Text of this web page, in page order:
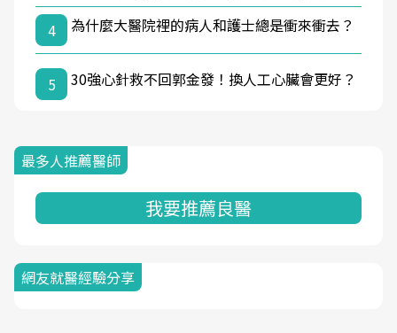
4
為什麼大醫院裡的病人和護士總是衝來衝去？
5 30強心針救不回郭金發！換人工心臟會更好？
最多人推薦醫師
我要推薦良醫
網友就醫經驗分享